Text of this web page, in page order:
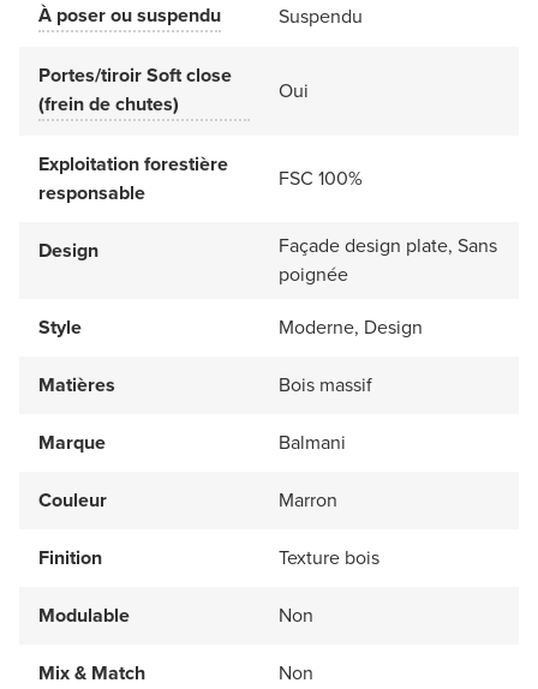
À poser ou suspendu Suspendu
Portes/tiroir Soft close
(frein de chutes)
Oui
Exploitation forestière
responsable
FSC 100%
Design
Façade design plate, Sans
poignée
Style
Moderne, Design
Matières Bois massif
Marque Balmani
Couleur Marron
Finition Texture bois
Modulable Non
Mix & Match Non